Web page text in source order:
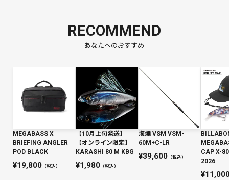
RECOMMEND
あなたへのおすすめ
MEGABASS X
BRIEFING ANGLER
POD BLACK
19,800 （税込）
【10月上旬発送】
【オンライン限定】
KARASHI 80 M KBG
1,980（税込）
海煙 VSM VSM-
60M+C-LR
39,600（税込）
CAP X-
2026